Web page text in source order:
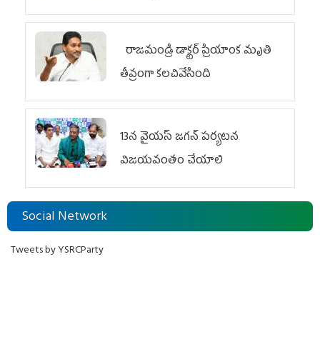
రాజమండ్రి డాక్టర్‌ ప్రియాంక మృతి
తీవ్రంగా కలచివేసింది
13న వైయస్‌ జగన్‌ పర్యటన
విజయవంతం చేయాలి
Social Network
Tweets by YSRCParty